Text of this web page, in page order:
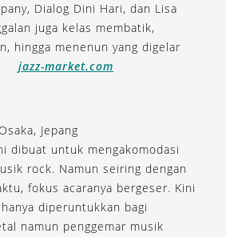
Dialog Dini Hari, dan Lisa
juga kelas membatik,
hingga menenun yang digelar
jazz-market.com
Jepang
dibuat untuk mengakomodasi
rock. Namun seiring dengan
fokus acaranya bergeser. Kini
diperuntukkan bagi
namun penggemar musik